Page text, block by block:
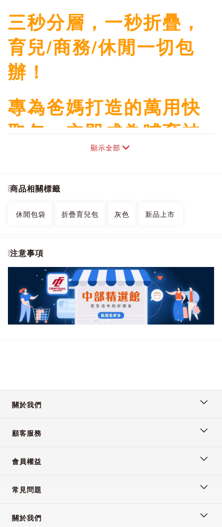
三秒分層，一秒折疊，
育兒/商務/休閒一切包
辦！
專為爸媽打造的萬用快
取包，立即成為哺育神
隊友 完美解決育兒時期
#物品多 #數量多 #種類
多 痛點，真正做到快取
百搭的全方位包款。
✨2 大創新：
間自由變化
包物件隨手拿
✨8 大細節特色：
顯示全部
商品相關標籤
休閒包袋 折疊育兒包 灰色 新品上市
注意事項
關於我們
顧客服務
會員權益
常見問題
關於我們